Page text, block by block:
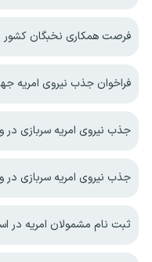
فرصت همکاری نخبگان کشور با بانک
فراخوان جذب نیروی امریه
جذب نیروی امریه سربازی در
جذب نیروی امریه سربازی در
ثبت نام مشمولان امریه در